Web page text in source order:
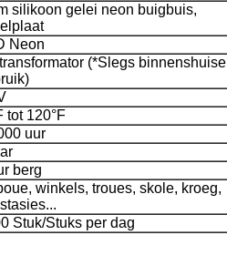
silikoon gelei neon buigbuis,
Neon
(*Slegs binnenshuise
tot 120°F
uur
berg
winkels, troues, skole, kroeg,
Stuk/Stuks per dag